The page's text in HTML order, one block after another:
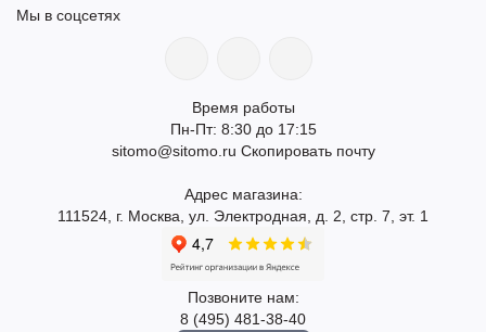
Мы в соцсетях
Время работы
Пн-Пт: 8:30 до 17:15
sitomo@sitomo.ru Скопировать почту
Адрес магазина:
111524, г. Москва, ул. Электродная, д. 2, стр. 7, эт. 1
Позвоните нам:
8 (495) 481-38-40